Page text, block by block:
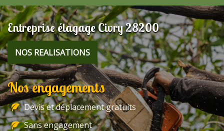
Entreprise élagage Civry 28200
NOS REALISATIONS
Nos engagements
Devis et déplacement gratuits
Sans engagement